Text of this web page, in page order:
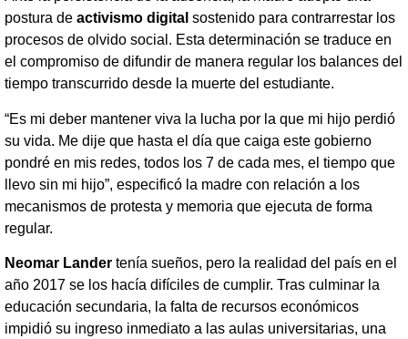
postura de activismo digital sostenido para contrarrestar los
procesos de olvido social. Esta determinación se traduce en
el compromiso de difundir de manera regular los balances del
tiempo transcurrido desde la muerte del estudiante.
“Es mi deber mantener viva la lucha por la que mi hijo perdió
su vida. Me dije que hasta el día que caiga este gobierno
pondré en mis redes, todos los 7 de cada mes, el tiempo que
llevo sin mi hijo”, especificó la madre con relación a los
mecanismos de protesta y memoria que ejecuta de forma
regular.
Neomar Lander tenía sueños, pero la realidad del país en el
año 2017 se los hacía difíciles de cumplir. Tras culminar la
educación secundaria, la falta de recursos económicos
impidió su ingreso inmediato a las aulas universitarias, una